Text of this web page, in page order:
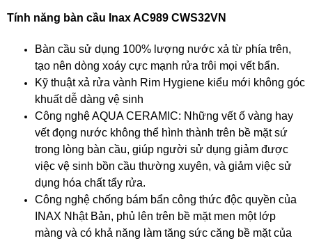
Tính năng bàn cầu Inax AC989 CWS32VN
Bàn cầu sử dụng 100% lượng nước xả từ phía trên,
tạo nên dòng xoáy cực mạnh rửa trôi mọi vết bẩn.
Kỹ thuật xả rửa vành Rim Hygiene kiểu mới không góc
khuất dễ dàng vệ sinh
Công nghệ AQUA CERAMIC: Những vết ố vàng hay
vết đọng nước không thể hình thành trên bề mặt sứ
trong lòng bàn cầu, giúp người sử dụng giảm được
việc vệ sinh bồn cầu thường xuyên, và giảm việc sử
dụng hóa chất tẩy rửa.
Công nghệ chống bám bẩn công thức độc quyền của
INAX Nhật Bản, phủ lên trên bề mặt men một lớp
màng và có khả năng làm tăng sức căng bề mặt của